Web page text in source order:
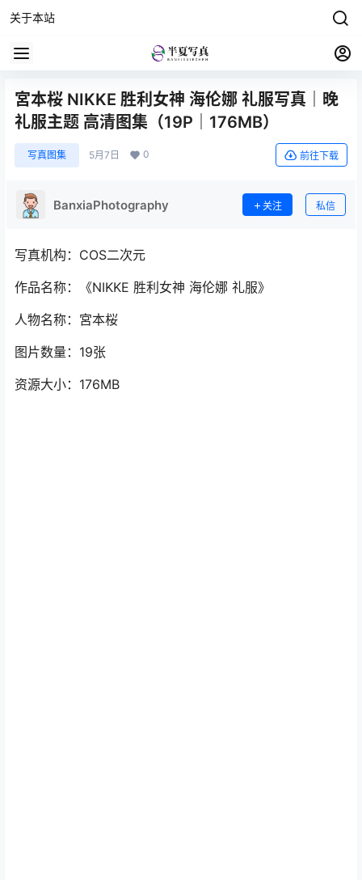
关于本站
宮本桜 NIKKE 胜利女神 海伦娜 礼服写真｜晚
礼服主题 高清图集（19P｜176MB）
写真图集 5月7日 0 前往下载
BanxiaPhotography 关注 私信
写真机构：COS二次元
作品名称：《NIKKE 胜利女神 海伦娜 礼服》
人物名称：宮本桜
图片数量：19张
资源大小：176MB